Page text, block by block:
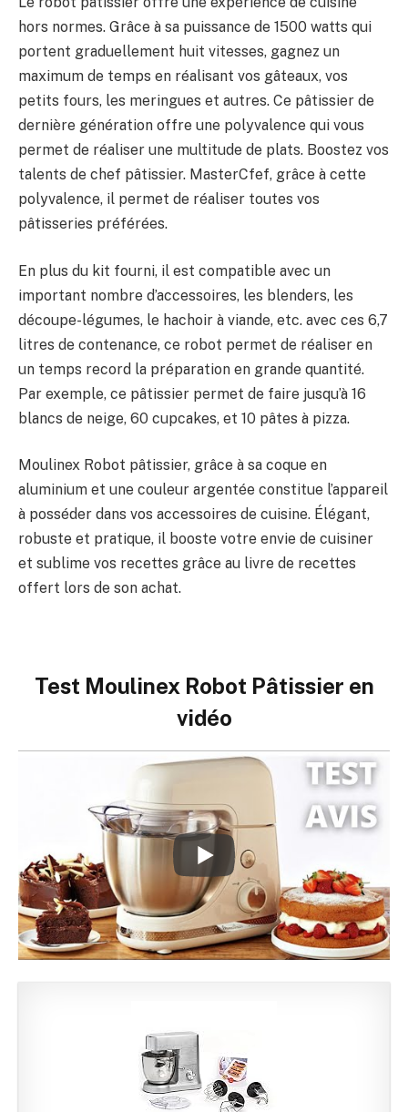
hors normes. Grâce à sa puissance de 1500 watts qui
portent graduellement huit vitesses, gagnez un
maximum de temps en réalisant vos gâteaux, vos
petits fours, les meringues et autres. Ce pâtissier de
dernière génération offre une polyvalence qui vous
permet de réaliser une multitude de plats. Boostez vos
talents de chef pâtissier. MasterCfef, grâce à cette
polyvalence, il permet de réaliser toutes vos
pâtisseries préférées.
En plus du kit fourni, il est compatible avec un
important nombre d’accessoires, les blenders, les
découpe-légumes, le hachoir à viande, etc. avec ces 6,7
litres de contenance, ce robot permet de réaliser en
un temps record la préparation en grande quantité.
Par exemple, ce pâtissier permet de faire jusqu’à 16
blancs de neige, 60 cupcakes, et 10 pâtes à pizza.
Moulinex Robot pâtissier, grâce à sa coque en
aluminium et une couleur argentée constitue l’appareil
à posséder dans vos accessoires de cuisine. Élégant,
robuste et pratique, il booste votre envie de cuisiner
et sublime vos recettes grâce au livre de recettes
offert lors de son achat.
Test Moulinex Robot Pâtissier en
vidéo